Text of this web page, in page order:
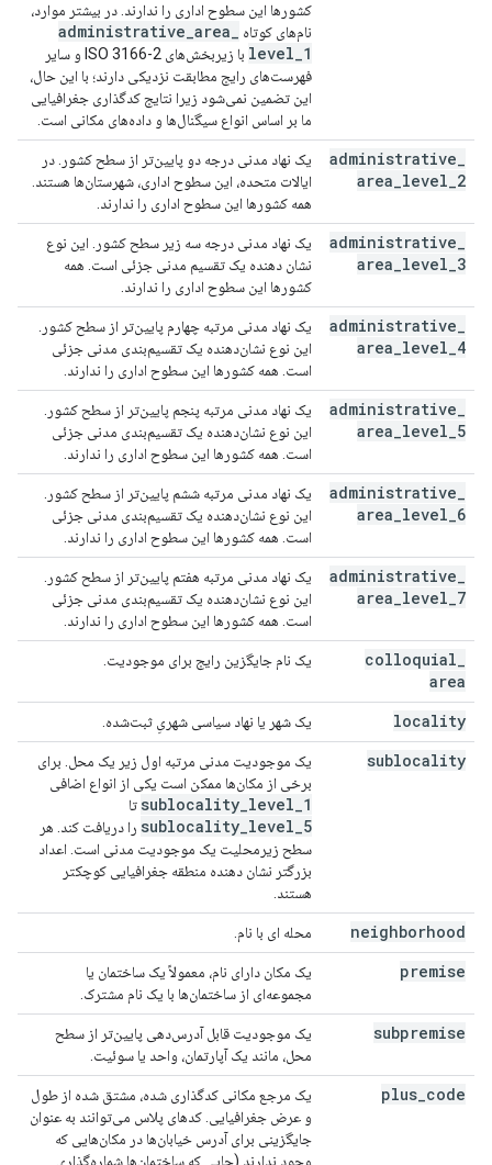
کشورها این سطوح اداری را ندارند. در بیشتر موارد،
نام‌های کوتاه
administrative area
level 1
با زیربخش‌های ISO 3166-2 و سایر
فهرست‌های رایج مطابقت نزدیکی دارند؛ با این حال،
این تضمین نمی‌شود زیرا نتایج کدگذاری جغرافیایی
ما بر اساس انواع سیگنال‌ها و داده‌های مکانی است.
administrative
area level 2
یک نهاد مدنی درجه دو پایین‌تر از سطح کشور. در
ایالات متحده، این سطوح اداری، شهرستان‌ها هستند.
همه کشورها این سطوح اداری را ندارند.
administrative
area level 3
یک نهاد مدنی درجه سه زیر سطح کشور. این نوع
نشان دهنده یک تقسیم مدنی جزئی است. همه
کشورها این سطوح اداری را ندارند.
administrative
area level 4
یک نهاد مدنی مرتبه چهارم پایین‌تر از سطح کشور.
این نوع نشان‌دهنده یک تقسیم‌بندی مدنی جزئی
است. همه کشورها این سطوح اداری را ندارند.
administrative
area level 5
یک نهاد مدنی مرتبه پنجم پایین‌تر از سطح کشور.
این نوع نشان‌دهنده یک تقسیم‌بندی مدنی جزئی
است. همه کشورها این سطوح اداری را ندارند.
administrative
area level 6
یک نهاد مدنی مرتبه ششم پایین‌تر از سطح کشور.
این نوع نشان‌دهنده یک تقسیم‌بندی مدنی جزئی
است. همه کشورها این سطوح اداری را ندارند.
administrative
area level 7
یک نهاد مدنی مرتبه هفتم پایین‌تر از سطح کشور.
این نوع نشان‌دهنده یک تقسیم‌بندی مدنی جزئی
است. همه کشورها این سطوح اداری را ندارند.
colloquial
area
یک نام جایگزین رایج برای موجودیت.
locality یک شهر یا نهاد سیاسی شهریِ ثبت‌شده.
sublocality
یک موجودیت مدنی مرتبه اول زیر یک محل. برای
برخی از مکان‌ها ممکن است یکی از انواع اضافی
sublocality level 1 تا
sublocality level 5
را دریافت کند. هر
سطح زیرمحلیت یک موجودیت مدنی است. اعداد
بزرگتر نشان دهنده منطقه جغرافیایی کوچکتر
هستند.
neighborhood محله ای با نام.
premise
یک مکان دارای نام، معمولاً یک ساختمان یا
مجموعه‌ای از ساختمان‌ها با یک نام مشترک.
subpremise
یک موجودیت قابل آدرس‌دهی پایین‌تر از سطح
محل، مانند یک آپارتمان، واحد یا سوئیت.
plus code
یک مرجع مکانی کدگذاری شده، مشتق شده از طول
و عرض جغرافیایی. کدهای پلاس می‌توانند به عنوان
جایگزینی برای آدرس خیابان‌ها در مکان‌هایی که
وجود ندارند (جایی که ساختمان‌ها شماره‌گذاری